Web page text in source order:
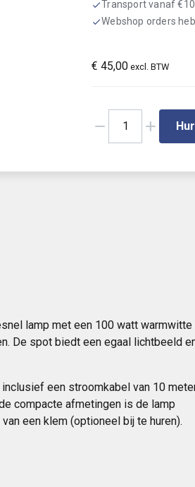
checkTransport vanaf
checkWebshop orders
€ 45,00 excl. BTW
remove 1 add
lamp met een 100 watt warmwitte
De spot biedt een egaal lichtbeeld
een stroomkabel van 10
compacte afmetingen is de lamp
een klem (optioneel bij te huren).